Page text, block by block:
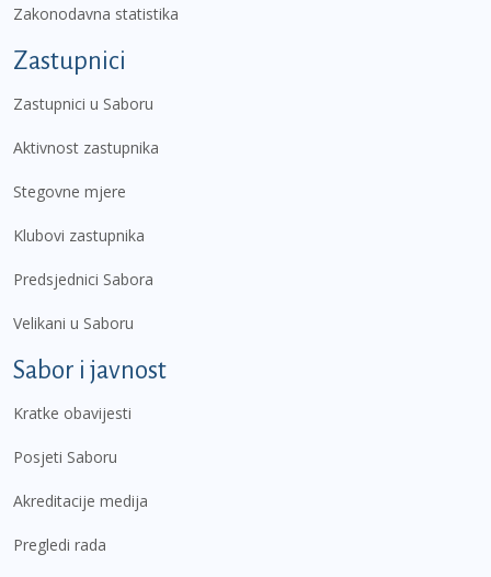
Zakonodavna statistika
Zastupnici
Zastupnici u Saboru
Aktivnost zastupnika
Stegovne mjere
Klubovi zastupnika
Predsjednici Sabora
Velikani u Saboru
Sabor i javnost
Kratke obavijesti
Posjeti Saboru
Akreditacije medija
Pregledi rada